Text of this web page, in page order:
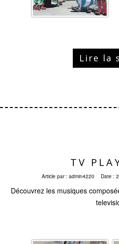
Lire la
TV
Article par : admin4220 Date :
Découvrez les musiques